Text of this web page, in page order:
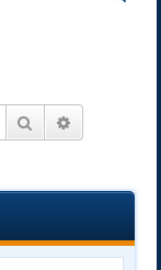
Hledat